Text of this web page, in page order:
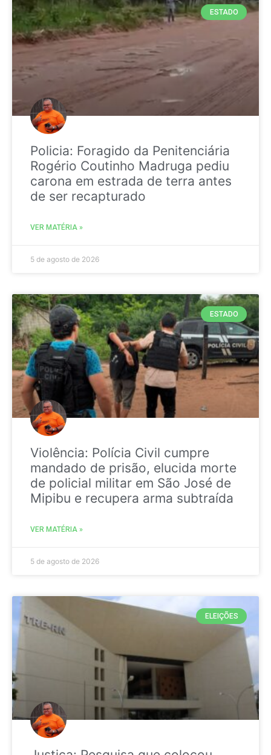
ESTADO
Policia: Foragido da Penitenciária
Rogério Coutinho Madruga pediu
carona em estrada de terra antes
de ser recapturado
VER MATÉRIA »
5 de agosto de 2026
ESTADO
Violência: Polícia Civil cumpre
mandado de prisão, elucida morte
de policial militar em São José de
Mipibu e recupera arma subtraída
VER MATÉRIA »
5 de agosto de 2026
ELEIÇÕES